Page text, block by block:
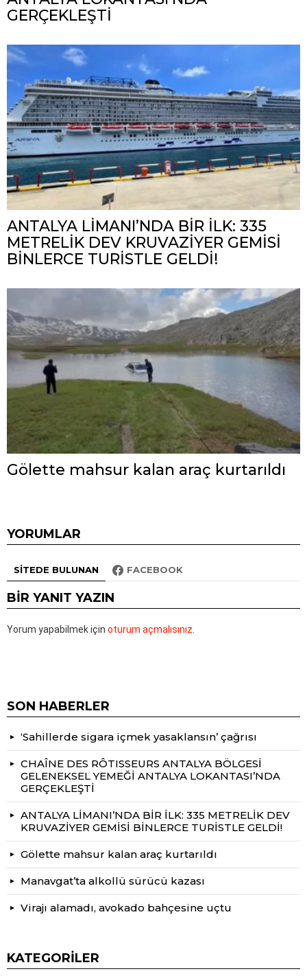
GERÇEKLEŞTİ
ANTALYA LİMANI’NDA BİR İLK: 335
METRELİK DEV KRUVAZİYER GEMİSİ
BİNLERCE TURİSTLE GELDİ!
Gölette mahsur kalan araç kurtarıldı
YORUMLAR
SITEDE BULUNAN FACEBOOK
BIR YANIT YAZIN
Yorum yapabilmek için oturum açmalısınız
SON HABERLER
‘Sahillerde sigara içmek yasaklansın’ çağrısı
CHAÎNE DES RÔTISSEURS ANTALYA BÖLGESİ
GELENEKSEL YEMEĞİ ANTALYA LOKANTASI’NDA
GERÇEKLEŞTİ
ANTALYA LİMANI’NDA BİR İLK: 335 METRELİK DEV
KRUVAZİYER GEMİSİ BİNLERCE TURİSTLE GELDİ!
Gölette mahsur kalan araç kurtarıldı
Manavgat’ta alkollü sürücü kazası
Virajı alamadı, avokado bahçesine uçtu
KATEGORILER